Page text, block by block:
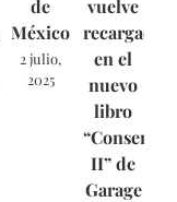
de
México
2 julio,
2025
vuelve
recargado
en el
nuevo
libro
“Conservas
II” de
Garage